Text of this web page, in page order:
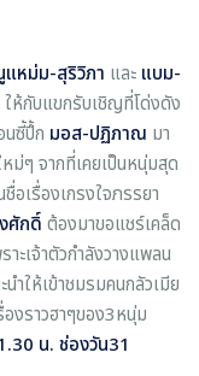
แหม่ม-สุริวิภา และ แบม-
ให้กับแขกรับเชิญที่โด่งดัง
นซี้ปึ้ก มอส-ปฏิภาณ มา
ม่ๆ จากที่เคยเป็นหนุ่มสุด
อเรื่องเกรงใจภรรยา
ศักดิ์ ต้องมาขอแชร์เคล็ด
าะเจ้าตัวกำลังวางแพลน
ำให้เข้าชมรมคนกลัวเมีย
องราวฮาๆของ3หนุ่ม
น. ช่องวัน31